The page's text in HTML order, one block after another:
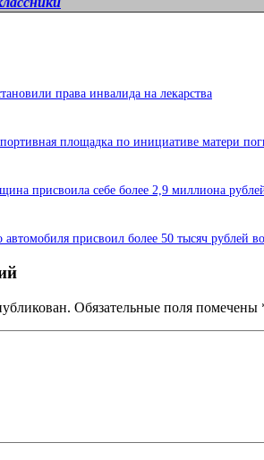
права инвалида на лекарства
площадка по инициативе матери
присвоила себе более 2,9 миллиона
автомобиля присвоил более 50 тысяч рублей
Обязательные поля помечены